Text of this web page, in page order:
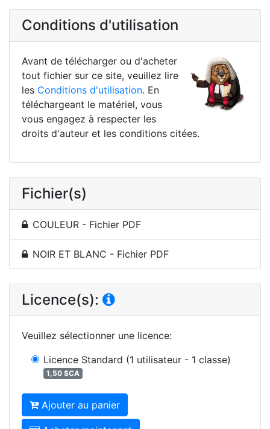
Conditions d'utilisation
Avant de télécharger ou d'acheter
tout fichier sur ce site, veuillez lire
les Conditions d'utilisation. En
téléchargeant le matériel, vous
vous engagez à respecter les
droits d'auteur et les conditions citées.
Fichier(s)
COULEUR - Fichier PDF
NOIR ET BLANC - Fichier PDF
Licence(s):
Veuillez sélectionner une licence:
Licence Standard (1 utilisateur - 1 classe)
1,50 $CA
Ajouter au panier